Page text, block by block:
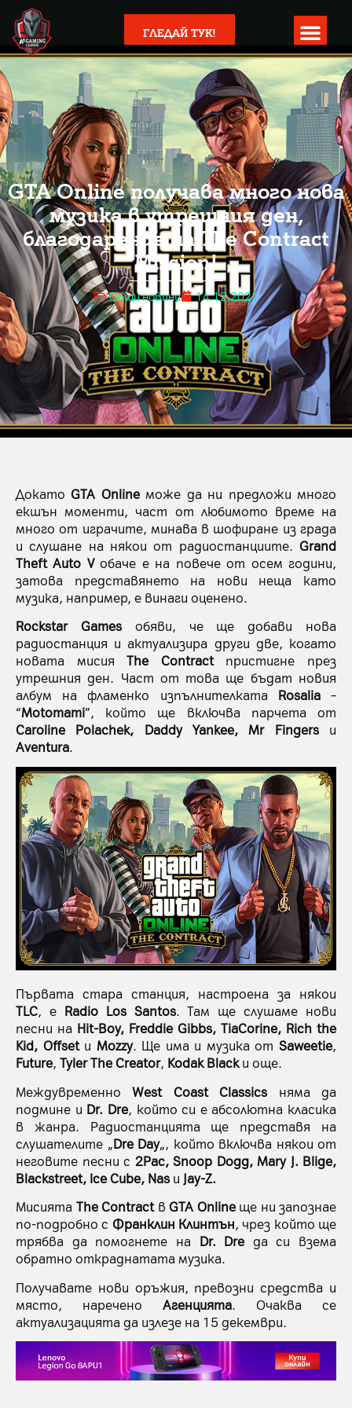
ГЛЕДАЙ ТУК!
GTA Online получава много нова
музика в утрешния ден,
благодарение на The Contract
Mission!
Общи новини 14.12.2021
ДокатоGTA Onlineможе да ни предложи много
екшън моменти, част от любимото време на
много от играчите, минава в шофиране из града
и слушане на някои от радиостанциите. Grand
Theft Auto Vобаче е на повече от осем години,
затова представянето на нови неща като
музика, например, е винаги оценено.
Rockstar Gamesобяви, че ще добави нова
радиостанция и актуализира други две, когато
новата мисияThe Contractпристигне през
утрешния ден. Част от това ще бъдат новия
албум на фламенко изпълнителката Rosalia–
“Motomami”, който ще включва парчета от
Caroline Polachek, Daddy Yankee, Mr Fingersи
Aventura.
Първата стара станция, настроена за някои
TLC, е Radio Los Santos. Там ще слушаме нови
песни на Hit-Boy, Freddie Gibbs, TiaCorine, Rich the
Kid, Offsetи Mozzy. Ще има и музика отSaweetie,
Future, Tyler The Creator, Kodak Blackи още.
МеждувременноWest Coast Classics няма да
подмине и Dr. Dre, който си е абсолютна класика
в жанра. Радиостанцията ще представя на
слушателите „Dre Day„, който включва някои от
неговите песни с 2Pac, Snoop Dogg, Mary J. Blige,
Blackstreet, Ice Cube, Nas и Jay-Z.
Мисията The Contractв GTA Onlineще ни запознае
по-подробно с Франклин Клинтън, чрез който ще
трябва да помогнете на Dr. Dre да си взема
обратно откраднатата музика.
Получавате нови оръжия, превозни средства и
място, наречено Агенцията. Очаква се
актуализацията да излезе на 15 декември.